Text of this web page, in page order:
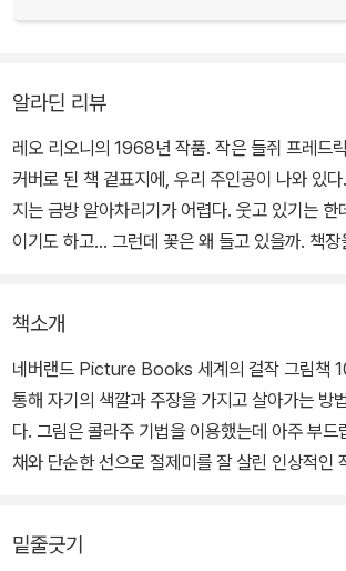
알라딘 리뷰
레오 리오니의 1968년 작품. 작은 들쥐 프레드릭 이
커버로 된 책 겉표지에, 우리 주인공이 나와 있
지는 금방 알아차리기가 어렵다. 웃고 있기는 한
이기도 하고... 그런데 꽃은 왜 들고 있을까. 책장을 넘겨 속표지에서
뒷모습. 하지만 그가 웃고 있음을 안다. 이야기는 시작되고, 다른 네명
의 들쥐들이 겨울에 대비해서 옥수수와 나무 열
레드릭은 일을 하지 않는다. 다른 들쥐들이 "프레
하니?"라고 물으면 그는 햇살과 색깔을 모으고
얘깃거리가 동이 나니까 이야기를 모으고 있다는
가 나오는 이솝우화가 생각났다. 여름이 지나고
책소개
네버랜드 Picture Books 세계의 걸작 그림책
통해 자기의 색깔과 주장을 가지고 살아가는 방
다. 그림은 콜라주 기법을 이용했는데 아주 부드
채와 단순한 선으로 절제미를 잘 살린 인상적인
밑줄긋기